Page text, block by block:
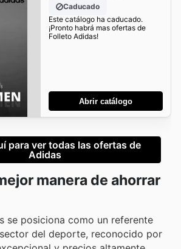
Caducado
Este catálogo ha caducado.
¡Pronto habrá mas ofertas de
Folleto Adidas!
Abrir catálogo
para ver todas las ofertas de
Adidas
manera de ahorrar
se posiciona como un referente
del deporte, reconocido por